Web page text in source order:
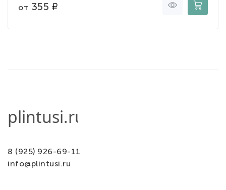
от 355
8 (925) 926-69-11
info@plintusi.ru